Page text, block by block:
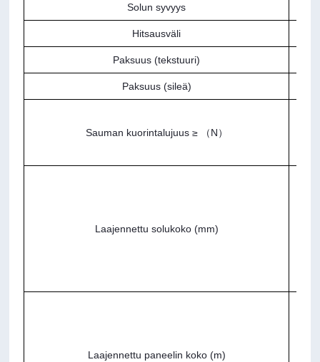
Solun syvyys
Hitsausväli
Paksuus (tekstuuri)
Paksuus (sileä)
Sauman kuorintalujuus ≥ （N）
Laajennettu solukoko (mm)
Laajennettu paneelin koko (m)